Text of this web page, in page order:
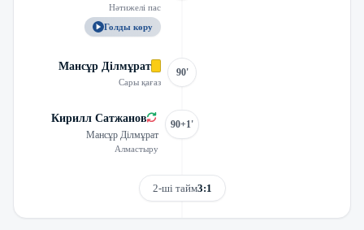
Нәтижелі пас
Голды көру
Мансұр Ділмұрат
Сары қағаз
90'
Кирилл Сатжанов
Мансұр Ділмұрат
Алмастыру
90+1'
2-ші тайм3:1